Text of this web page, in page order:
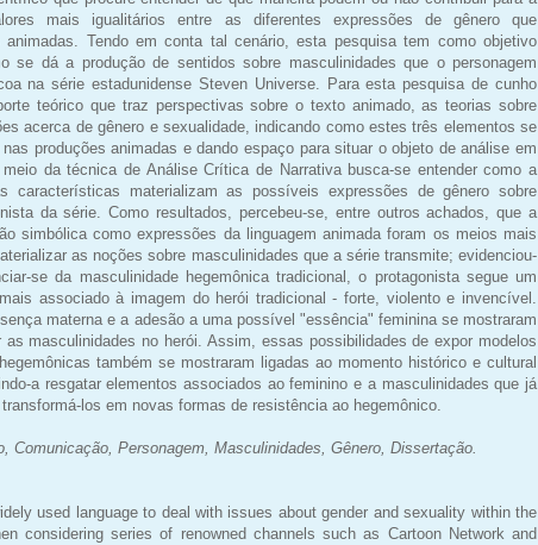
mais igualitários entre as diferentes expressões de gênero que
animadas. Tendo em conta tal cenário, esta pesquisa tem como objetivo
se dá a produção de sentidos sobre masculinidades que o personagem
na série estadunidense Steven Universe. Para esta pesquisa de cunho
teórico que traz perspectivas sobre o texto animado, as teorias sobre
acerca de gênero e sexualidade, indicando como estes três elementos se
produções animadas e dando espaço para situar o objeto de análise em
da técnica de Análise Crítica de Narrativa busca-se entender como a
características materializam as possíveis expressões de gênero sobre
da série. Como resultados, percebeu-se, entre outros achados, que a
simbólica como expressões da linguagem animada foram os meios mais
as noções sobre masculinidades que a série transmite; evidenciou-
se da masculinidade hegemônica tradicional, o protagonista segue um
associado à imagem do herói tradicional - forte, violento e invencível.
materna e a adesão a uma possível "essência" feminina se mostraram
as masculinidades no herói. Assim, essas possibilidades de expor modelos
também se mostraram ligadas ao momento histórico e cultural
a resgatar elementos associados ao feminino e a masculinidades que já
los em novas formas de resistência ao hegemônico.
Comunicação, Personagem, Masculinidades, Gênero, Dissertação.
used language to deal with issues about gender and sexuality within the
considering series of renowned channels such as Cartoon Network and